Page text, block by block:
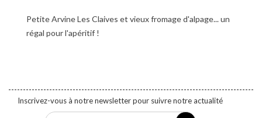
Petite Arvine Les Claives et vieux fromage d'alpage... un
régal pour l'apéritif !
Inscrivez-vous à notre newsletter pour suivre notre actualité